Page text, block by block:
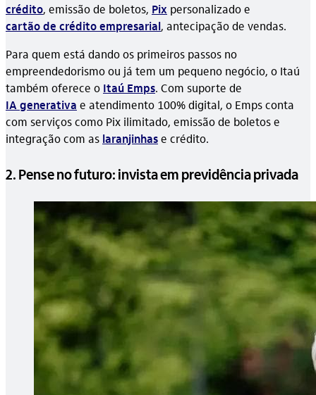
crédito, emissão de boletos, Pix personalizado e
cartão de crédito empresarial, antecipação de vendas.
Para quem está dando os primeiros passos no
empreendedorismo ou já tem um pequeno negócio, o Itaú
também oferece o Itaú Emps. Com suporte de
IA generativa e atendimento 100% digital, o Emps conta
com serviços como Pix ilimitado, emissão de boletos e
integração com as laranjinhase crédito.
2. Pense no futuro: invista em previdência privada